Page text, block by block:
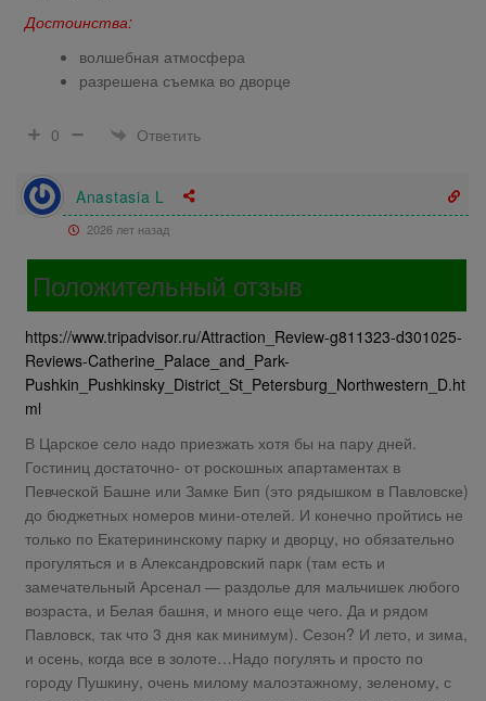
Достоинства:
волшебная атмосфера
разрешена съемка во дворце
0 Ответить
Anastasia L
2026 лет назад
Положительный отзыв
https://www.tripadvisor.ru/Attraction_Review-g811323-d301025-
Reviews-Catherine_Palace_and_Park-
Pushkin_Pushkinsky_District_St_Petersburg_Northwestern_D.ht
ml
В Царское село надо приезжать хотя бы на пару дней.
Гостиниц достаточно- от роскошных апартаментах в
Певческой Башне или Замке Бип (это рядышком в Павловске)
до бюджетных номеров мини-отелей. И конечно пройтись не
только по Екатерининскому парку и дворцу, но обязательно
прогуляться и в Александровский парк (там есть и
замечательный Арсенал — раздолье для мальчишек любого
возраста, и Белая башня, и много еще чего. Да и рядом
Павловск, так что 3 дня как минимум). Сезон? И лето, и зима,
и осень, когда все в золоте…Надо погулять и просто по
городу Пушкину, очень милому малоэтажному, зеленому, с